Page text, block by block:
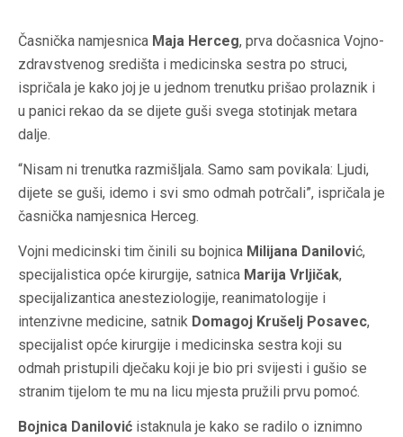
Časnička namjesnica Maja Herceg, prva dočasnica Vojno-
zdravstvenog središta i medicinska sestra po struci,
ispričala je kako joj je u jednom trenutku prišao prolaznik i
u panici rekao da se dijete guši svega stotinjak metara
dalje.
“Nisam ni trenutka razmišljala. Samo sam povikala: Ljudi,
dijete se guši, idemo i svi smo odmah potrčali”, ispričala je
časnička namjesnica Herceg.
Vojni medicinski tim činili su bojnica Milijana Danilović,
specijalistica opće kirurgije, satnica Marija Vrljičak,
specijalizantica anesteziologije, reanimatologije i
intenzivne medicine, satnik Domagoj Krušelj Posavec,
specijalist opće kirurgije i medicinska sestra koji su
odmah pristupili dječaku koji je bio pri svijesti i gušio se
stranim tijelom te mu na licu mjesta pružili prvu pomoć.
Bojnica Danilović istaknula je kako se radilo o iznimno